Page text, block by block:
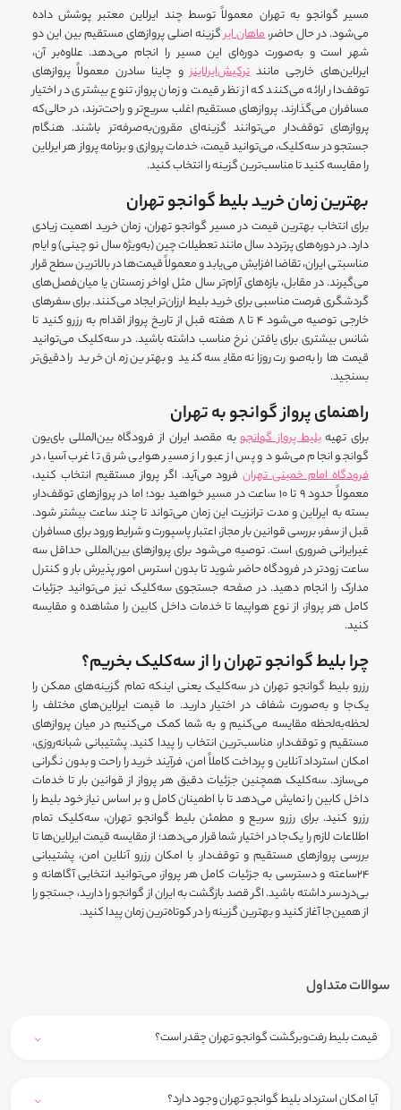
مسیر گوانجو به تهران معمولاً توسط چند ایرلاین معتبر پوشش داده
می‌شود. در حال حاضر،ماهان ‌ایرگزینه اصلی پروازهای مستقیم بین این دو
شهر است و به‌صورت دوره‌ای این مسیر را انجام می‌دهد. علاوه‌بر آن،
ایرلاین‌های خارجی مانندترکیش‌ایرلاینزو چاینا سادرن معمولاً پروازهای
توقف‌دار ارائه می‌کنند که از نظر قیمت و زمان پرواز، تنوع بیشتری در اختیار
مسافران می‌گذارند. پروازهای مستقیم اغلب سریع‌تر و راحت‌ترند، در حالی‌که
پروازهای توقف‌دار می‌توانند گزینه‌ای مقرون‌به‌صرفه‌تر باشند. هنگام
جستجو در سه‌کلیک، می‌توانید قیمت، خدمات پروازی و برنامه پرواز هر ایرلاین
را مقایسه کنید تا مناسب‌ترین گزینه را انتخاب کنید.
بهترین زمان خرید بلیط گوانجو تهران
برای انتخاب بهترین قیمت در مسیر گوانجو تهران، زمان خرید اهمیت زیادی
دارد. در دوره‌های پرتردد سال مانند تعطیلات چین (به‌ویژه سال نو چینی) و ایام
مناسبتی ایران، تقاضا افزایش می‌یابد و معمولاً قیمت‌ها در بالاترین سطح قرار
می‌گیرند. در مقابل، بازه‌های آرام‌تر سال مثل اواخر زمستان یا میان‌فصل‌های
گردشگری فرصت مناسبی برای خرید بلیط ارزان‌تر ایجاد می‌کنند. برای سفرهای
خارجی توصیه می‌شود ۴ تا ۸ هفته قبل از تاریخ پرواز اقدام به رزرو کنید تا
شانس بیشتری برای یافتن نرخ مناسب داشته باشید. در سه‌کلیک می‌توانید
قیمت‌ها را به‌صورت روزانه مقایسه کنید و بهترین زمان خرید را دقیق‌تر
بسنجید.
راهنمای پرواز گوانجو به تهران
برای تهیهبلیط پرواز گوانجوبه مقصد ایران از فرودگاه بین‌المللی بای‌یون
گوانجو انجام می‌شود و پس از عبور از مسیر هوایی شرق تا غرب آسیا، در
فرودگاه امام خمینی تهرانفرود می‌آید. اگر پرواز مستقیم انتخاب کنید،
معمولاً حدود ۹ تا ۱۰ ساعت در مسیر خواهید بود؛ اما در پروازهای توقف‌دار،
بسته به ایرلاین و مدت ترانزیت این زمان می‌تواند تا چند ساعت بیشتر شود.
قبل از سفر، بررسی قوانین بار مجاز، اعتبار پاسپورت و شرایط ورود برای مسافران
غیرایرانی ضروری است. توصیه می‌شود برای پروازهای بین‌المللی حداقل سه
ساعت زودتر در فرودگاه حاضر شوید تا بدون استرس امور پذیرش بار و کنترل
مدارک را انجام دهید. در صفحه جستجوی سه‌کلیک نیز می‌توانید جزئیات
کامل هر پرواز، از نوع هواپیما تا خدمات داخل کابین را مشاهده و مقایسه
کنید.
چرا بلیط گوانجو تهران را از سه‌کلیک بخریم؟
رزرو بلیط گوانجو تهران در سه‌کلیک یعنی اینکه تمام گزینه‌های ممکن را
یک‌جا و به‌صورت شفاف در اختیار دارید. ما قیمت‌ ایرلاین‌های مختلف را
لحظه‌به‌لحظه مقایسه می‌کنیم و به شما کمک می‌کنیم در میان پروازهای
مستقیم و توقف‌دار، مناسب‌ترین انتخاب را پیدا کنید. پشتیبانی شبانه‌روزی،
امکان استرداد آنلاین و پرداخت کاملاً امن، فرآیند خرید را راحت و بدون نگرانی
می‌سازد. سه‌کلیک همچنین جزئیات دقیق هر پرواز از قوانین بار تا خدمات
داخل کابین را نمایش می‌دهد تا با اطمینان کامل و بر اساس نیاز خود بلیط را
رزرو کنید. برای رزرو سریع و مطمئن بلیط گوانجو تهران، سه‌کلیک تمام
اطلاعات لازم را یک‌جا در اختیار شما قرار می‌دهد؛ از مقایسه قیمت‌ ایرلاین‌ها تا
بررسی پروازهای مستقیم و توقف‌دار. با امکان رزرو آنلاین امن، پشتیبانی
۲۴ساعته و دسترسی به جزئیات کامل هر پرواز، می‌توانید انتخابی آگاهانه و
بی‌دردسر داشته باشید. اگر قصد بازگشت به ایران از گوانجو را دارید، جستجو را
از همین‌جا آغاز کنید و بهترین گزینه را در کوتاه‌ترین زمان پیدا کنید.
سوالات متداول
قیمت بلیط رفت‌وبرگشت گوانجو تهران چقدر است؟
آیا امکان استرداد بلیط گوانجو تهران وجود دارد؟